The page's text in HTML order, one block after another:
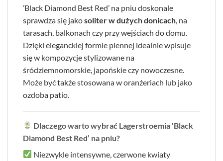
’Black Diamond Best Red’ na pniu doskonale
sprawdza się jakosoliter w dużych donicach , na
tarasach, balkonach czy przy wejściach do domu.
Dzięki eleganckiej formie piennej idealnie wpisuje
się w kompozycje stylizowane na
śródziemnomorskie, japońskie czy nowoczesne.
Może być także stosowana w oranżeriach lub jako
ozdoba patio.
Dlaczego warto wybrać Lagerstroemia 'Black
Diamond Best Red’ na pniu?
Niezwykle intensywne, czerwone kwiaty